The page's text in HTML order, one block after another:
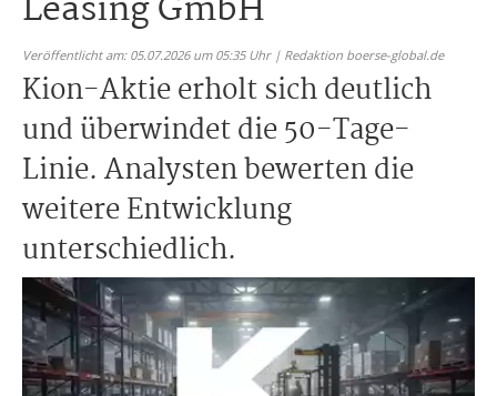
Veröffentlicht am: 05.07.2026 um 05:35 Uhr | Redaktion boerse-global.de
Kion-Aktie erholt sich deutlich
und überwindet die 50-Tage-
Linie. Analysten bewerten die
weitere Entwicklung
unterschiedlich.